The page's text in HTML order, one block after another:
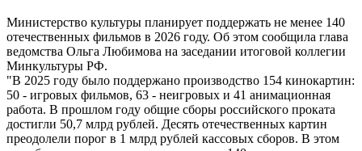
Министерство культуры планирует поддержать не менее 140
отечественных фильмов в 2026 году. Об этом сообщила глава
ведомства Ольга Любимова на заседании итоговой коллегии
Минкультуры РФ.
"В 2025 году было поддержано производство 154 кинокартин:
50 - игровых фильмов, 63 - неигровых и 41 анимационная
работа. В прошлом году общие сборы российского проката
достигли 50,7 млрд рублей. Десять отечественных картин
преодолели порог в 1 млрд рублей кассовых сборов. В этом